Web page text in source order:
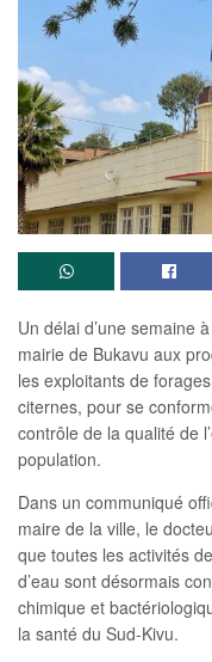
Un délai d’une semaine
mairie de Bukavu aux
les exploitants de
citernes, pour se
contrôle de la qualité de
population.
Dans un communiqué
maire de la ville, le
que toutes les activités
d’eau sont désormais
chimique et
la santé du Sud-Kivu.